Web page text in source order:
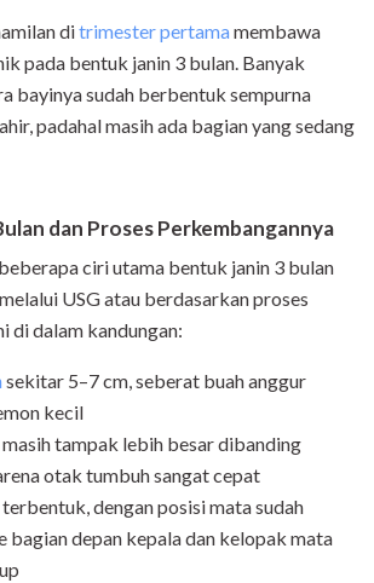
ditrimester pertamamembawa
pada bentuk janin 3 bulan. Banyak
bayinya sudah berbentuk sempurna
padahal masih ada bagian yang sedang
dan Proses Perkembangannya
ciri utama bentuk janin 3 bulan
USG atau berdasarkan proses
di dalam kandungan:
sekitar 5–7 cm, seberat buah anggur
kecil
masih tampak lebih besar dibanding
otak tumbuh sangat cepat
dengan posisi mata sudah
bagian depan kepala dan kelopak mata